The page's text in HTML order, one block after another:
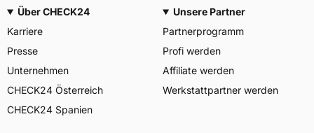
Über CHECK24
Karriere
Presse
Unternehmen
CHECK24 Österreich
CHECK24 Spanien
Unsere Partner
Partnerprogramm
Profi werden
Affiliate werden
Werkstattpartner werden